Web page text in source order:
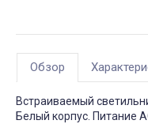
Обзор
Встраиваемый
Белый корпус. Питание